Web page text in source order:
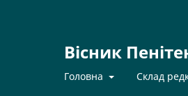
Вісник
Головна Склад